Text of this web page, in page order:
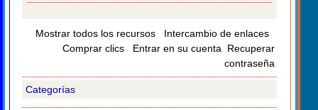
Mostrar todos los recursos
Intercambio de enlaces
Comprar clics
Entrar en su cuenta
Recuperar
contraseña
Categorías